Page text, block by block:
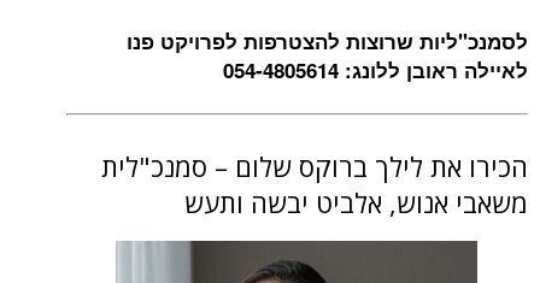
לסמנכ"ליות שרוצות להצטרפות לפרויקט פנו
לאיילה ראובן ללונג: 054-4805614
הכירו את לילך ברוקס שלום – סמנכ"לית
משאבי אנוש, אלביט יבשה ותעש